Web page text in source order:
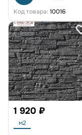
Код товара: 10016
1 920 ₽
м2